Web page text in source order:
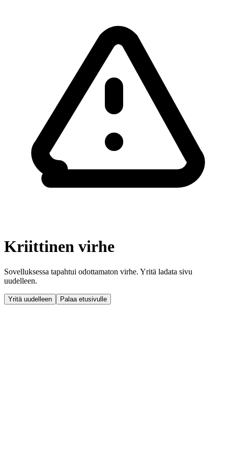
Kriittinen virhe
Sovelluksessa tapahtui odottamaton virhe. Yritä ladata sivu
uudelleen.
Yritä uudelleen Palaa etusivulle